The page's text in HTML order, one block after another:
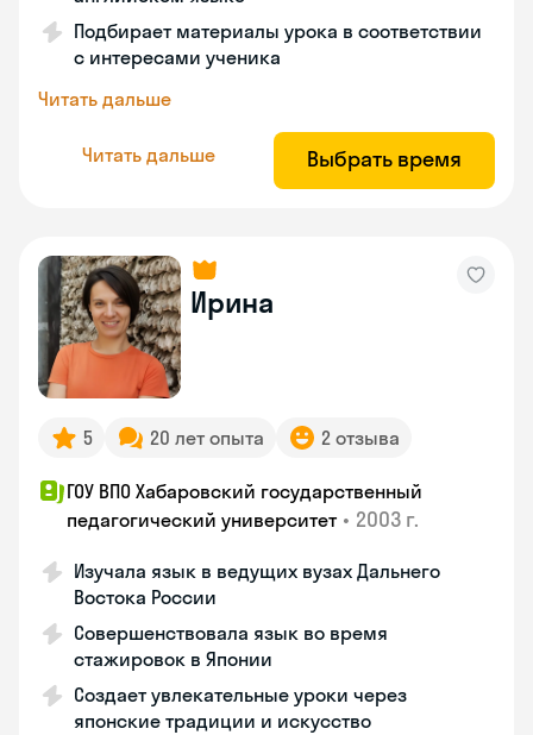
Подбирает материалы урока в соответствии
с интересами ученика
Читать дальше
Читать дальше Выбрать время
Ирина
5 20 лет опыта 2 отзыва
ГОУ ВПО Хабаровский государственный
педагогический университет • 2003 г.
Изучала язык в ведущих вузах Дальнего
Востока России
Совершенствовала язык во время
стажировок в Японии
Создает увлекательные уроки через
японские традиции и искусство